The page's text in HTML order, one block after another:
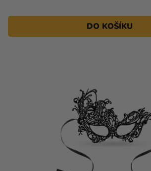
DO KOŠÍKU